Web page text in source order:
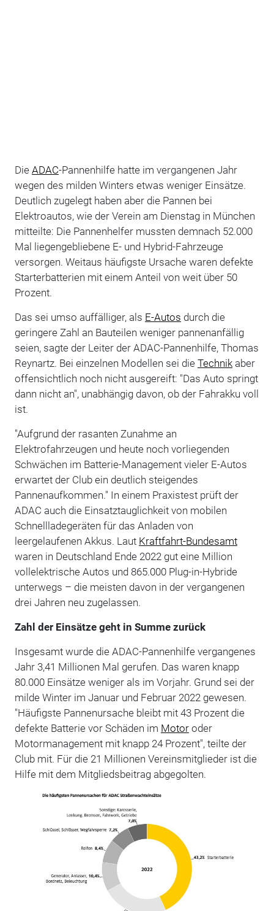
Die ADAC-Pannenhilfe hatte im vergangenen Jahr
wegen des milden Winters etwas weniger Einsätze.
Deutlich zugelegt haben aber die Pannen bei
Elektroautos, wie der Verein am Dienstag in München
mitteilte: Die Pannenhelfer mussten demnach 52.000
Mal liegengebliebene E- und Hybrid-Fahrzeuge
versorgen. Weitaus häufigste Ursache waren defekte
Starterbatterien mit einem Anteil von weit über 50
Prozent.
Das sei umso auffälliger, als E-Autos durch die
geringere Zahl an Bauteilen weniger pannenanfällig
seien, sagte der Leiter der ADAC-Pannenhilfe, Thomas
Reynartz. Bei einzelnen Modellen sei die Technikaber
offensichtlich noch nicht ausgereift: "Das Auto springt
dann nicht an", unabhängig davon, ob der Fahrakku voll
ist.
"Aufgrund der rasanten Zunahme an
Elektrofahrzeugen und heute noch vorliegenden
Schwächen im Batterie-Management vieler E-Autos
erwartet der Club ein deutlich steigendes
Pannenaufkommen." In einem Praxistest prüft der
ADAC auch die Einsatztauglichkeit von mobilen
Schnellladegeräten für das Anladen von
leergelaufenen Akkus. Laut Kraftfahrt-Bundesamt
waren in Deutschland Ende 2022 gut eine Million
vollelektrische Autos und 865.000 Plug-in-Hybride
unterwegs – die meisten davon in der vergangenen
drei Jahren neu zugelassen.
Zahl der Einsätze geht in Summe zurück
Insgesamt wurde die ADAC-Pannenhilfe vergangenes
Jahr 3,41 Millionen Mal gerufen. Das waren knapp
80.000 Einsätze weniger als im Vorjahr. Grund sei der
milde Winter im Januar und Februar 2022 gewesen.
"Häufigste Pannenursache bleibt mit 43 Prozent die
defekte Batterie vor Schäden im Motoroder
Motormanagement mit knapp 24 Prozent", teilte der
Club mit. Für die 21 Millionen Vereinsmitglieder ist die
Hilfe mit dem Mitgliedsbeitrag abgegolten.